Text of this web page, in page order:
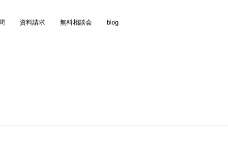
資料請求 無料相談会 blog